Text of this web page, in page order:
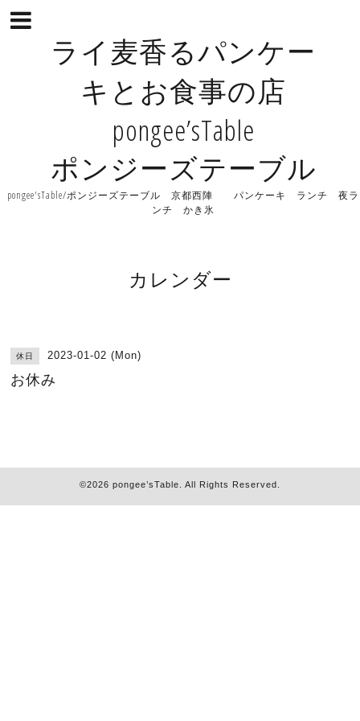
ライ麦香るパンケー
キとお食事の店
pongee’sTable
ポンジーズテーブル
pongee'sTable/ポンジーズテーブル 京都西陣 パンケーキ ランチ 夜ラ
ンチ かき氷
カレンダー
休日 2023-01-02 (Mon)
お休み
©2026 pongee’sTable . All Rights Reserved.